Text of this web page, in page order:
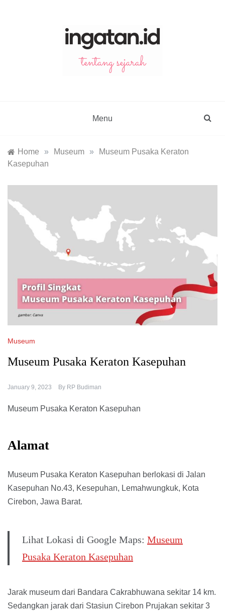
Menu
Home » Museum »
Museum Pusaka Keraton
Kasepuhan
Museum
Museum Pusaka Keraton Kasepuhan
January 9, 2023 By RP Budiman
Museum Pusaka Keraton Kasepuhan
Alamat
Museum Pusaka Keraton Kasepuhan berlokasi di Jalan
Kasepuhan No.43, Kesepuhan, Lemahwungkuk, Kota
Cirebon, Jawa Barat.
Lihat Lokasi di Google Maps: Museum
Pusaka Keraton Kasepuhan
Jarak museum dari Bandara Cakrabhuwana sekitar 14 km.
Sedangkan jarak dari Stasiun Cirebon Prujakan sekitar 3